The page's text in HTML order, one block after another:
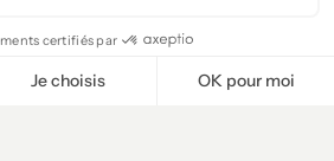
certifiés par
Je choisis OK pour moi